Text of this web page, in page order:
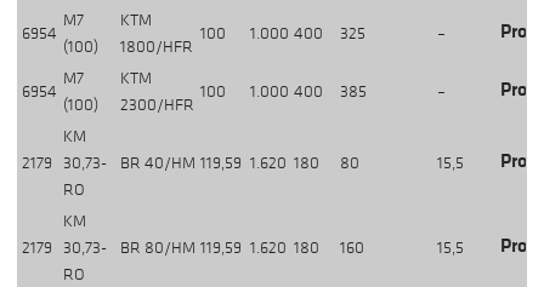
6954
M7
(100)
KTM
1800/HFR
100 1.000 400 325 –
6954
M7
(100)
KTM
2300/HFR
100 1.000 400 385 –
2179
KM
30,73-
RO
BR 40/HM 119,59 1.620 180 80 15,5
2179
KM
30,73-
RO
BR 80/HM 119,59 1.620 180 160 15,5